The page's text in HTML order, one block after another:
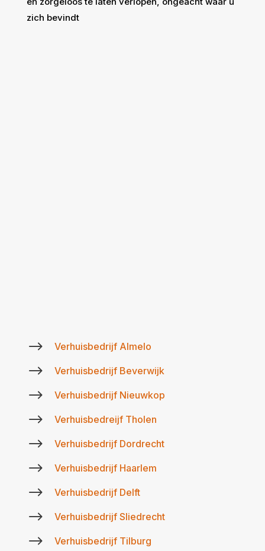
zich bevindt
$ Verhuisbedrijf Almelo
$ Verhuisbedrijf Beverwijk
$ Verhuisbedrijf Nieuwkop
$ Verhuisbedreijf Tholen
$ Verhuisbedrijf Dordrecht
$ Verhuisbedrijf Haarlem
$ Verhuisbedrijf Delft
$ Verhuisbedrijf Sliedrecht
$ Verhuisbedrijf Tilburg